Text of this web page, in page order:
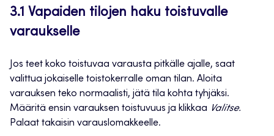
3.1 Vapaiden tilojen haku toistuvalle
varaukselle
Jos teet koko toistuvaa varausta pitkälle ajalle, saat
valittua jokaiselle toistokerralle oman tilan. Aloita
varauksen teko normaalisti, jätä tila kohta tyhjäksi.
Määritä ensin varauksen toistuvuus ja klikkaa Valitse.
Palaat takaisin varauslomakkeelle.